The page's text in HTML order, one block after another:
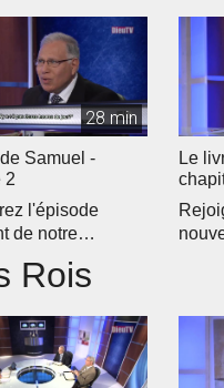
28 min
Samuel -
2
l'épisode
de notre
�...
Le
Rois